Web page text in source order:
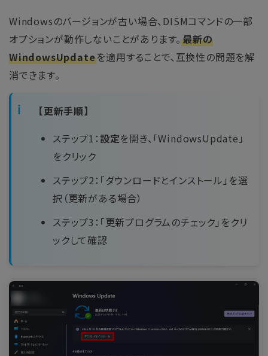
Windowsのバージョンが古い場合、DISMコマンドの一部
オプションが動作しないことがあります。最新の
WindowsUpdateを適用することで、互換性の問題を解
消できます。
【更新手順】
ステップ1： 設定を開き、「WindowsUpdate」
をクリック
ステップ2：「ダウンロードとインストール」を選
択（更新がある場合）
ステップ3：「更新プログラムのチェック」をクリ
ックして確認